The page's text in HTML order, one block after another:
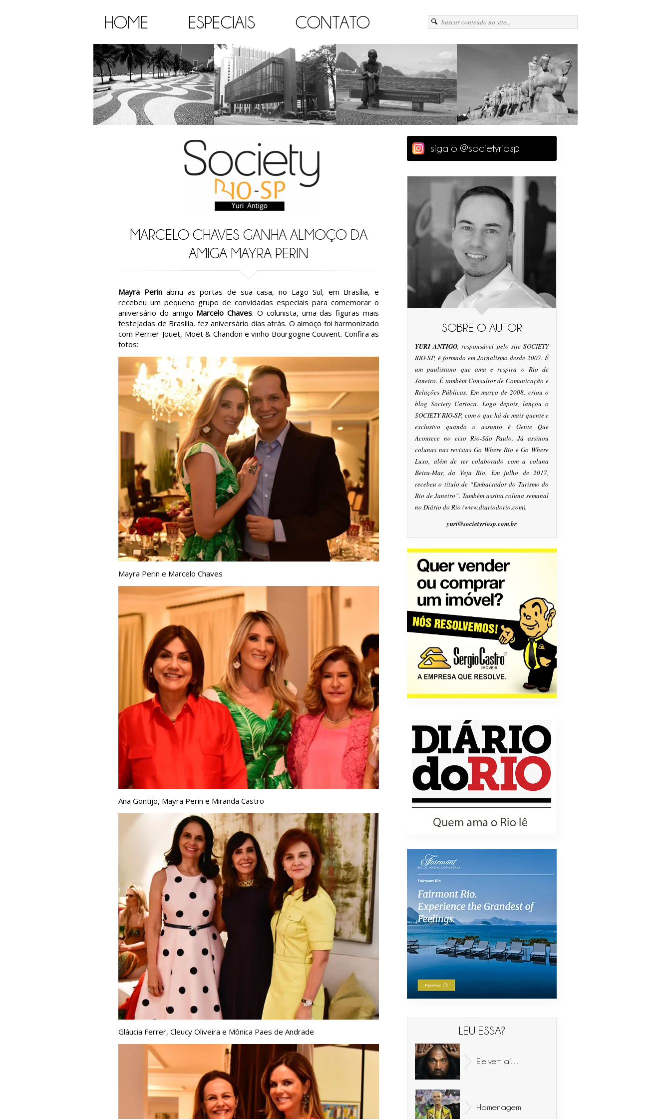
HOME ESPECIAIS CONTATO
MARCELO CHAVES GANHA ALMOÇO DA
AMIGA MAYRA PERIN
Mayra Perinabriu as portas de sua casa, no Lago Sul, em Brasília, e
recebeu um pequeno grupo de convidadas especiais para comemorar o
aniversário do amigo Marcelo Chaves. O colunista, uma das figuras mais
festejadas de Brasília, fez aniversário dias atrás. O almoço foi harmonizado
com Perrier-Jouët, Moët & Chandon e vinho Bourgogne Couvent. Confira as
fotos:
Mayra Perin e Marcelo Chaves
Ana Gontijo, Mayra Perin e Miranda Castro
Gláucia Ferrer, Cleucy Oliveira e Mônica Paes de Andrade
siga o @societyriosp
SOBRE O AUTOR
YURI ANTIGO, responsável pelo site SOCIETY
RIO-SP, é formado em Jornalismo desde 2007. É
um paulistano que ama e respira o Rio de
Janeiro. É também Consultor de Comunicação e
Relações Públicas. Em março de 2008, criou o
blog Society Carioca. Logo depois, lançou o
SOCIETY RIO-SP, com o que há de mais quente e
exclusivo quando o assunto é Gente Que
Acontece no eixo Rio-São Paulo. Já assinou
colunas nas revistas Go Where Rio e Go Where
Luxo, além de ter colaborado com a coluna
Beira-Mar, da Veja Rio. Em julho de 2017,
recebeu o título de “Embaixador do Turismo do
Rio de Janeiro”. Também assina coluna semanal
no Diário do Rio (www.diariodorio.com).
yuri@societyriosp.com.br
LEU ESSA?
Ele vem aí…
Homenagem